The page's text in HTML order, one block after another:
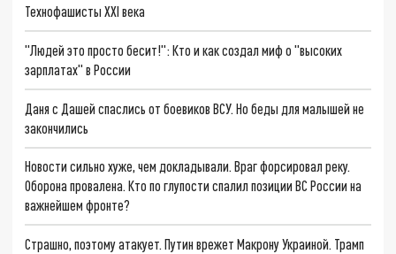
Технофашисты XXI века
"Людей это просто бесит!": Кто и как создал миф о "высоких
зарплатах" в России
Даня с Дашей спаслись от боевиков ВСУ. Но беды для малышей не
закончились
Новости сильно хуже, чем докладывали. Враг форсировал реку.
Оборона провалена. Кто по глупости спалил позиции ВС России на
важнейшем фронте?
Страшно, поэтому атакует. Путин врежет Макрону Украиной. Трамп